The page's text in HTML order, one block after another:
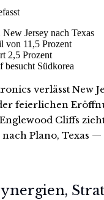
Jersey nach Texas
von 11,5 Prozent
2,5 Prozent
besucht Südkorea
verlässt New
feierlichen
Cliffs
Plano, Texas —